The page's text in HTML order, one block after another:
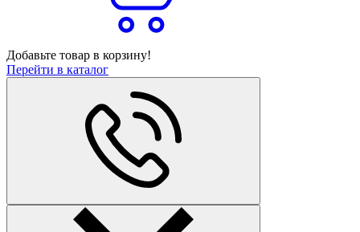
Добавьте товар в корзину!
Перейти в каталог